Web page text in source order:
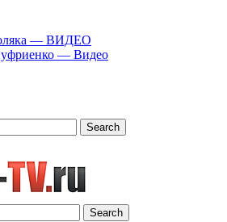
— ВИДЕО
— Видео
Search
Search